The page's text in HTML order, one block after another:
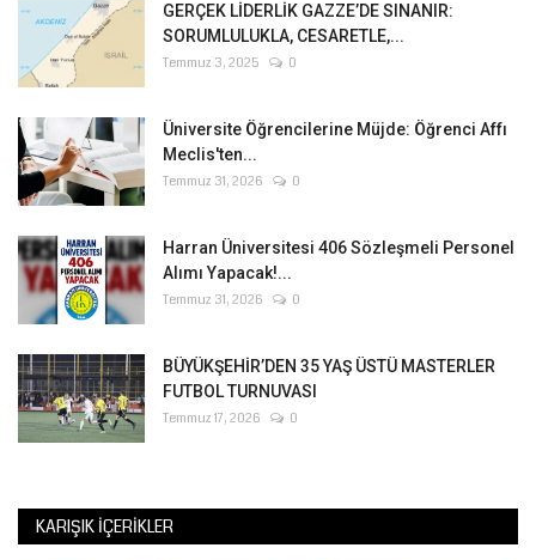
GERÇEK LİDERLİK GAZZE’DE SINANIR:
SORUMLULUKLA, CESARETLE,...
Temmuz 3, 2025 0
Üniversite Öğrencilerine Müjde: Öğrenci Affı
Meclis'ten...
Temmuz 31, 2026 0
Harran Üniversitesi 406 Sözleşmeli Personel
Alımı Yapacak!...
Temmuz 31, 2026 0
BÜYÜKŞEHİR’DEN 35 YAŞ ÜSTÜ MASTERLER
FUTBOL TURNUVASI
Temmuz 17, 2026 0
KARIŞIK İÇERIKLER